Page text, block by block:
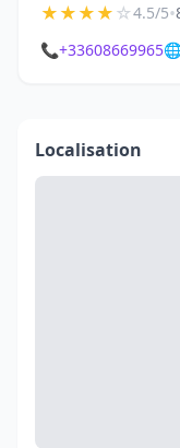
★★★★☆4.5/5•
📞+33608669965
Localisation